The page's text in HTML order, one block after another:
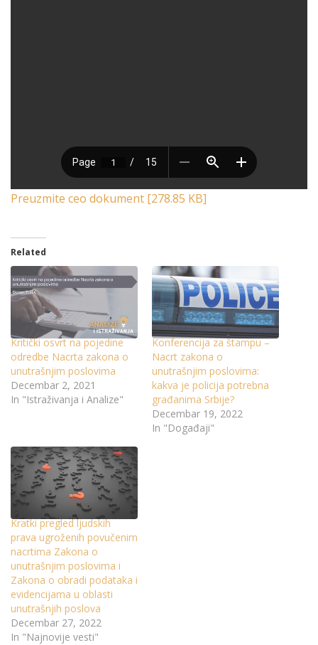
Preuzmite ceo dokument [278.85 KB]
Related
Kritički osvrt na pojedine
odredbe Nacrta zakona o
unutrašnjim poslovima
Decembar 2, 2021
In "Istraživanja i Analize"
Konferencija za štampu –
Nacrt zakona o
unutrašnjim poslovima:
kakva je policija potrebna
građanima Srbije?
Decembar 19, 2022
In "Događaji"
Kratki pregled ljudskih
prava ugroženih povučenim
nacrtima Zakona o
unutrašnjim poslovima i
Zakona o obradi podataka i
evidencijama u oblasti
unutrašnjih poslova
Decembar 27, 2022
In "Najnovije vesti"